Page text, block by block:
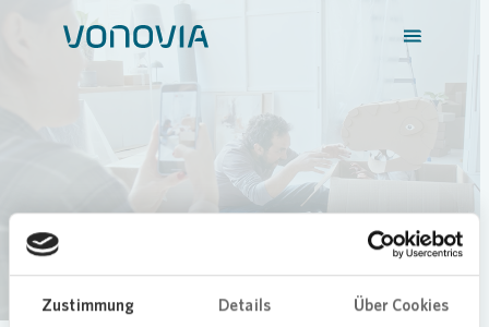
Zustimmung Details Über Cookies
Zuhause finden
Meine Stadt
Finden Sie Ihr neues Zuhause
MietenKaufen